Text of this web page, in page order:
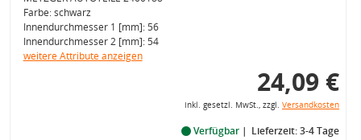
Farbe: schwarz
Innendurchmesser 1 [mm]: 56
Innendurchmesser 2 [mm]: 54
weitere Attribute anzeigen
24,09 €
inkl. gesetzl. MwSt., zzgl. Versandkosten
Verfügbar Lieferzeit: 3-4 Tage